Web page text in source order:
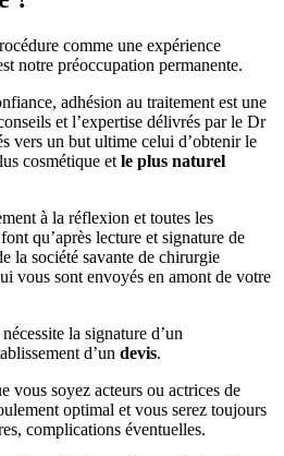
comme une expérience
notre préoccupation permanente.
adhésion au traitement est une
et l’expertise délivrés par le Dr
vers un but ultime celui d’obtenir le
cosmétique et le plus naturel
à la réflexion et toutes les
qu’après lecture et signature de
la société savante de chirurgie
vous sont envoyés en amont de votre
nécessite la signature d’un
d’un devis.
vous soyez acteurs ou actrices de
optimal et vous serez toujours
complications éventuelles.